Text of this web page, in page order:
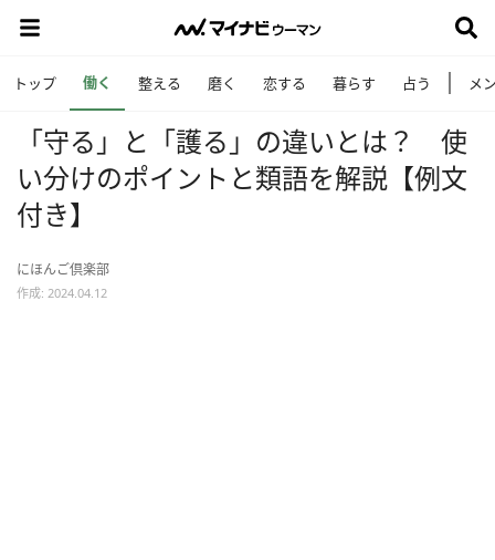
トップ 働く 整える 磨く 恋する 暮らす 占う メ
「守る」と「護る」の違いとは？ 使
い分けのポイントと類語を解説【例文
付き】
にほんご倶楽部
作成: 2024.04.12